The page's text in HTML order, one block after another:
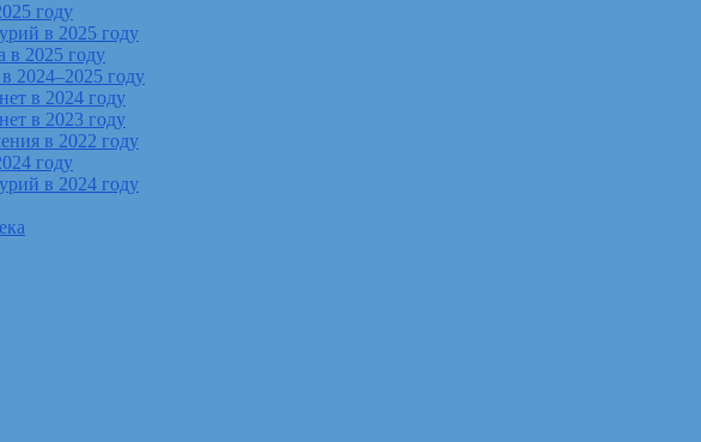
году
в 2025 году
в 2025 году
2024–2025 году
в 2024 году
в 2023 году
в 2022 году
году
в 2024 году